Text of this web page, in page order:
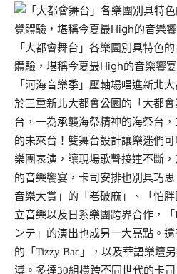
「大都會舞台」各樂團別具特色
體驗，堪稱今夏最High的音樂饗宴
「河海音樂季」壓軸場唱進新北
於三重新北大都會公園的「大都
台，一為承襲海祭精神的海祭台
的未來台！雙舞台設計讓樂迷們
樂團表演，讓現場歌聲接連不斷
的音樂饗宴，卡司安排也別具巧
音樂大賞」的「老破麻」、「怕
立音樂以及日系樂團跨界合作，
ンテ」的演出也成另一大亮點。
的「Tizzy Bac」，以及華語樂壇
溥。多達30組橫跨不同世代的卡